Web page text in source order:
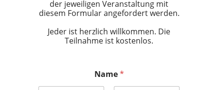
der jeweiligen Veranstaltung mit
diesem Formular angefordert werden.
Jeder ist herzlich willkommen. Die
Teilnahme ist kostenlos.
Name*